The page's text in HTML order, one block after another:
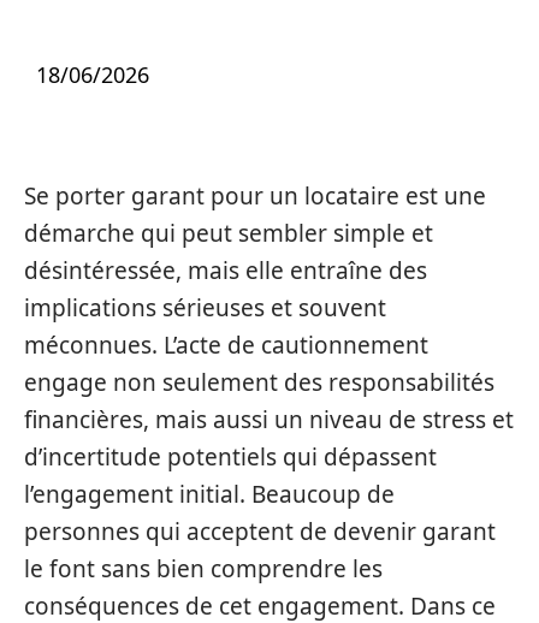
18/06/2026
Se porter garant pour un locataire est une
démarche qui peut sembler simple et
désintéressée, mais elle entraîne des
implications sérieuses et souvent
méconnues. L’acte de cautionnement
engage non seulement des responsabilités
financières, mais aussi un niveau de stress et
d’incertitude potentiels qui dépassent
l’engagement initial. Beaucoup de
personnes qui acceptent de devenir garant
le font sans bien comprendre les
conséquences de cet engagement. Dans ce